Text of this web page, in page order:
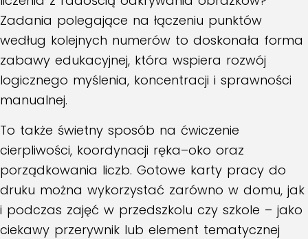
Zadania polegające na łączeniu punktów
według kolejnych numerów to doskonała forma
zabawy edukacyjnej, która wspiera rozwój
logicznego myślenia, koncentracji i sprawności
manualnej.
To także świetny sposób na ćwiczenie
cierpliwości, koordynacji ręka–oko oraz
porządkowania liczb. Gotowe karty pracy do
druku można wykorzystać zarówno w domu, jak
i podczas zajęć w przedszkolu czy szkole – jako
ciekawy przerywnik lub element tematycznej